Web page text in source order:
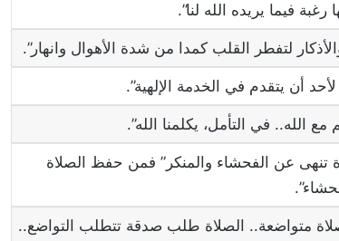
فيما يريده الله لنا”.
لتفطر القلب كمدا من شدة الأهوال وانهار”.
أن يتقدم في الخدمة الإلهية”.
الله.. في التأمل، يكلمنا الله”.
تنهى عن الفحشاء والمنكر” فمن حفظ الصلاة
متواضعة.. الصلاة طلب صدقة تتطلب التواضع..